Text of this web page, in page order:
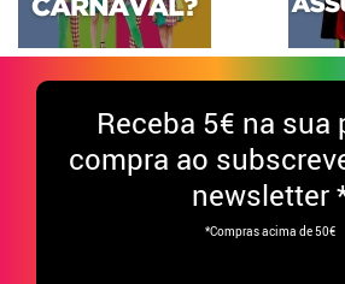
Receba 5€ na sua
compra ao
newsletter
*Compras acima de 50€